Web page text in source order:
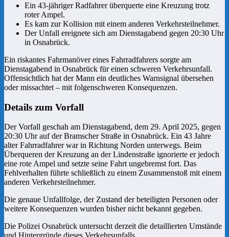
Ein 43-jähriger Radfahrer überquerte eine Kreuzung trotz
roter Ampel.
Es kam zur Kollision mit einem anderen Verkehrsteilnehmer.
Der Unfall ereignete sich am Dienstagabend gegen 20:30 Uhr
in Osnabrück.
Ein riskantes Fahrmanöver eines Fahrradfahrers sorgte am
Dienstagabend in Osnabrück für einen schweren Verkehrsunfall.
Offensichtlich hat der Mann ein deutliches Warnsignal übersehen
oder missachtet – mit folgenschweren Konsequenzen.
Details zum Vorfall
Der Vorfall geschah am Dienstagabend, dem 29. April 2025, gegen
20:30 Uhr auf der Bramscher Straße in Osnabrück. Ein 43 Jahre
alter Fahrradfahrer war in Richtung Norden unterwegs. Beim
Überqueren der Kreuzung an der Lindenstraße ignorierte er jedoch
eine rote Ampel und setzte seine Fahrt ungebremst fort. Das
Fehlverhalten führte schließlich zu einem Zusammenstoß mit einem
anderen Verkehrsteilnehmer.
Die genaue Unfallfolge, der Zustand der beteiligten Personen oder
weitere Konsequenzen wurden bisher nicht bekannt gegeben.
Die Polizei Osnabrück untersucht derzeit die detaillierten Umstände